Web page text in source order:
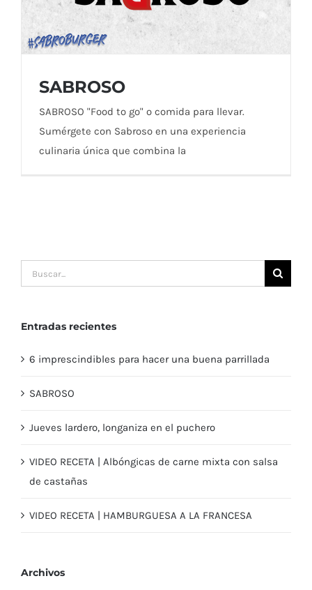
SABROSO
SABROSO
SABROSO "Food to go" o comida para llevar.
Sumérgete con Sabroso en una experiencia
culinaria única que combina la
Buscar:
Entradas recientes
6 imprescindibles para hacer una buena parrillada
SABROSO
Jueves lardero, longaniza en el puchero
VIDEO RECETA | Albóngicas de carne mixta con salsa
de castañas
VIDEO RECETA | HAMBURGUESA A LA FRANCESA
Archivos